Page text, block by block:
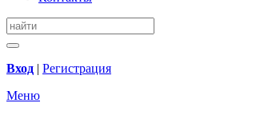
Вход | Регистрация
Меню